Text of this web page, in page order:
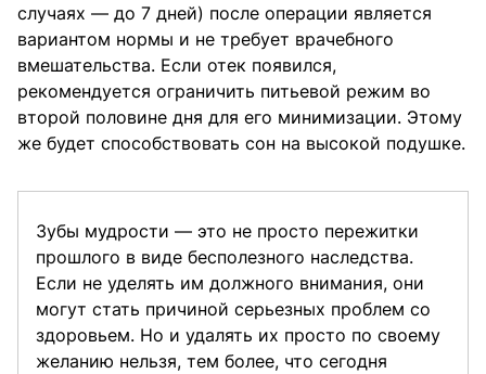
случаях — до 7 дней) после операции является
вариантом нормы и не требует врачебного
вмешательства. Если отек появился,
рекомендуется ограничить питьевой режим во
второй половине дня для его минимизации. Этому
же будет способствовать сон на высокой подушке.
Зубы мудрости — это не просто пережитки
прошлого в виде бесполезного наследства.
Если не уделять им должного внимания, они
могут стать причиной серьезных проблем со
здоровьем. Но и удалять их просто по своему
желанию нельзя, тем более, что сегодня